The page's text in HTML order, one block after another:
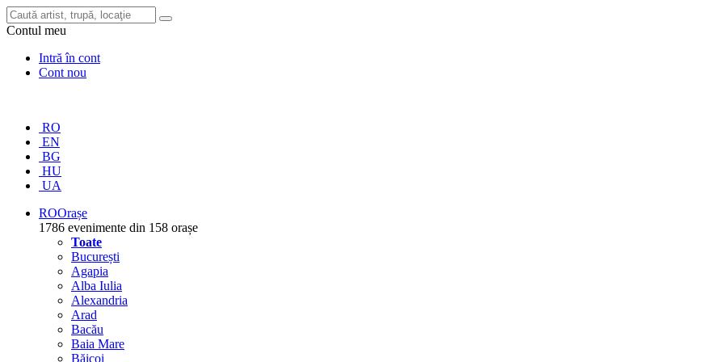
Contul meu
Intră în cont
Cont nou
RO
EN
BG
HU
UA
ROOrașe
1786 evenimente din 158 orașe
Toate
București
Agapia
Alba Iulia
Alexandria
Arad
Bacău
Baia Mare
Băicoi